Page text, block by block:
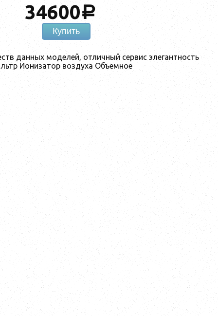
34600a
Купить
данных моделей, отличный сервис элегантность
Ионизатор воздуха Объемное